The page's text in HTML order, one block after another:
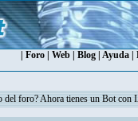
Foro Web Blog Ayuda
del foro? Ahora tienes un Bot con